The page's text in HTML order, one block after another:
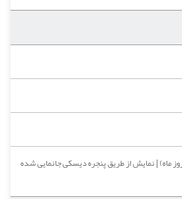
ماه) | نمایش از طریق پنجره دیسکی جانمایی شده